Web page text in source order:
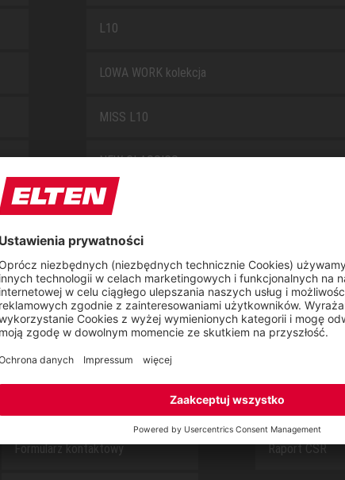
L10
LOWA WORK kolekcja
MISS L10
NEW CLASSICS
NOVA
RETRO
SAFEGUARD
SERWIS
Formularz kontaktowy
O NAS
Raport CSR